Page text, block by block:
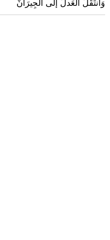
وَانتَقَلَ العَدلُ إلى الجِيرَانْ